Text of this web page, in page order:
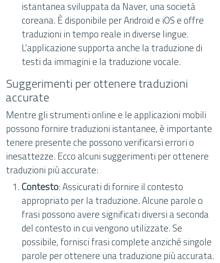
istantanea sviluppata da Naver, una società
coreana. È disponibile per Android e iOS e offre
traduzioni in tempo reale in diverse lingue.
L’applicazione supporta anche la traduzione di
testi da immagini e la traduzione vocale.
Suggerimenti per ottenere traduzioni
accurate
Mentre gli strumenti online e le applicazioni mobili
possono fornire traduzioni istantanee, è importante
tenere presente che possono verificarsi errori o
inesattezze. Ecco alcuni suggerimenti per ottenere
traduzioni più accurate:
Contesto: Assicurati di fornire il contesto
appropriato per la traduzione. Alcune parole o
frasi possono avere significati diversi a seconda
del contesto in cui vengono utilizzate. Se
possibile, fornisci frasi complete anziché singole
parole per ottenere una traduzione più accurata.